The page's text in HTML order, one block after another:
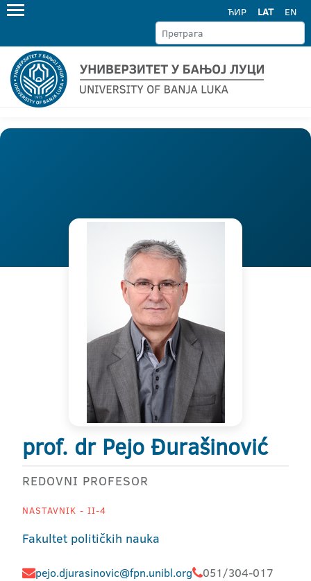
ЋИР LAT EN
prof. dr Pejo Đurašinović
REDOVNI PROFESOR
NASTAVNIK - II-4
Fakultet političkih nauka
pejo.djurasinovic@fpn.unibl.org 051/304-017